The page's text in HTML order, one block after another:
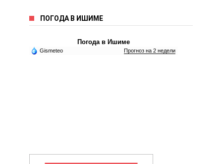
ПОГОДА В ИШИМЕ
Погода в Ишиме
Gismeteo Прогноз на 2 недели